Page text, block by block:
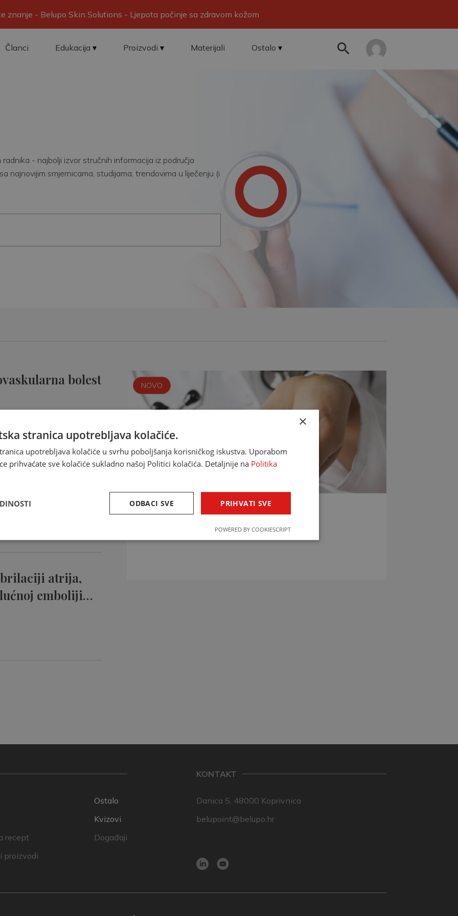
znanje - Belupo Skin Solutions - Ljepota počinje sa zdravom kožom
Članci Edukacija Proizvodi Materijali Ostalo
- najbolji izvor stručnih informacija iz područja
najnovijim smjernicama, studijama, trendovima u liječenju (i
bolest
atrija,
emboliji…
NOVO
INTERAKCIJE LIJEKOVA
Provjerite interakcije lijekova u svega par klikova!
recept
proizvodi
Ostalo
Kvizovi
Događaji
KONTAKT
Danica 5, 48000 Koprivnica
belupoint@belupo.hr
×
stranica upotrebljava kolačiće.
upotrebljava kolačiće u svrhu poboljšanja korisničkog iskustva. Uporabom
prihvaćate sve kolačiće sukladno našoj Politici kolačića. Detaljnije na Politika
PRIHVATI SVE
ODBACI SVE
POWERED BY COOKIESCRIPT